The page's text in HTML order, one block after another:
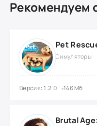
Рекомендуем
Симуляторы
Версия: 1.2.0 146 Мб
Brutal